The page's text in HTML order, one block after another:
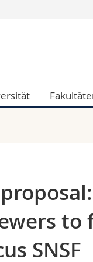
und
to
SNSF